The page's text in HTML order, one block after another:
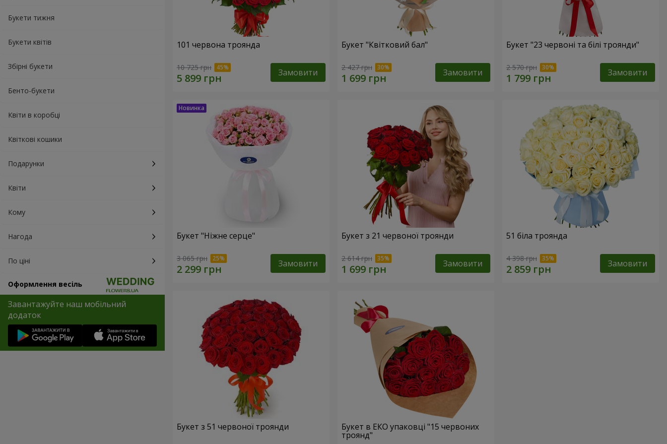
Букети тижня
Букети квітів
Збірні букети
Бенто-букети
Квіти в коробці
Квіткові кошики
Подарунки
Квіти
Кому
Нагода
По ціні
Оформлення весіль
Завантажуйте наш мобільний
додаток
101 червона троянда
10 725 грн Замовити
Букет "Квітковий бал"
2 427 грн Замовити
Букет "23 червоні та білі троянди"
2 570 грн Замовити
Букет "Ніжне серце"
3 065 грн Замовити
Букет з 21 червоної троянди
2 614 грн Замовити
51 біла троянда
4 398 грн Замовити
Букет з 51 червоної троянди Букет в ЕКО упаковці "15 червоних
троянд"